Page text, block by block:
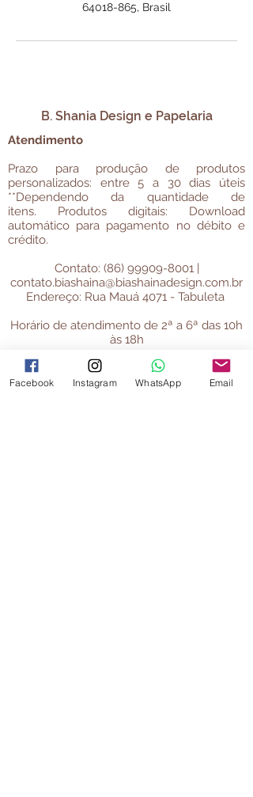
64018-865, Brasil
B. Shania Design e Papelaria
Atendimento
Prazo para produção de produtos
personalizados: entre 5 a 30 dias úteis
**Dependendo da quantidade de
itens. Produtos digitais: Download
automático para pagamento no débito e
crédito.
Contato: (86) 99909-8001|
contato.biashaina@biashainadesign.com.br
​Endereço: Rua Mauá 4071 - Tabuleta
Horário de atendimento de 2ª a 6ª das 10h
às 18h
Teresina - Pi
Informações úteis
Facebook Instagram WhatsApp Email